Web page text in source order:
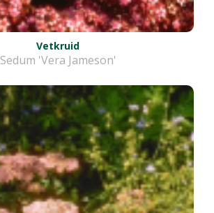
Vetkruid
Sedum 'Vera Jameson'